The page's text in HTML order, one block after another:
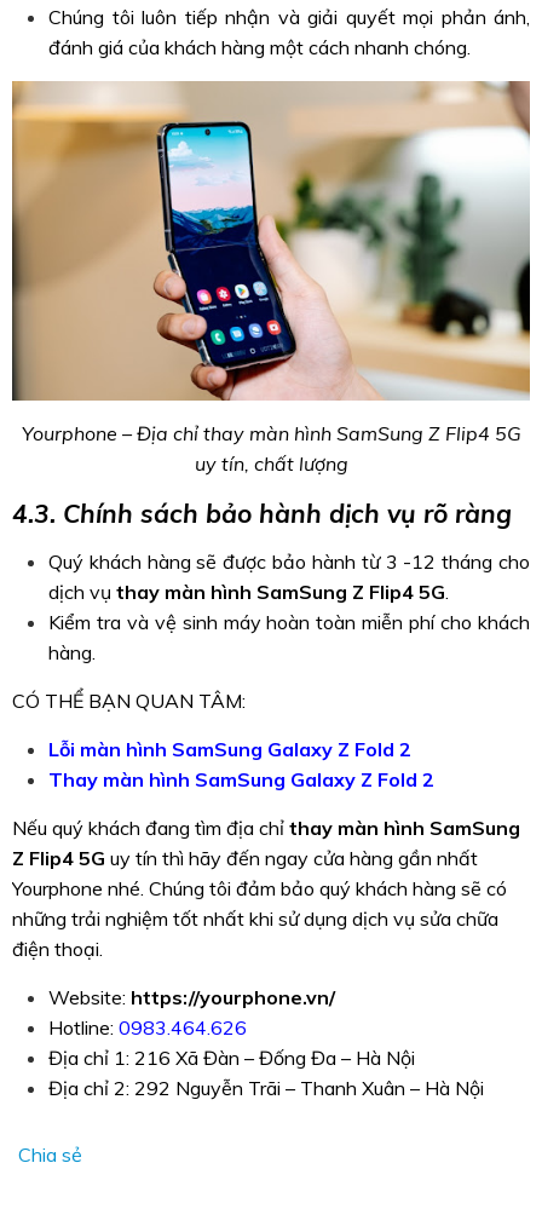
Chúng tôi luôn tiếp nhận và giải quyết mọi phản ánh,
đánh giá của khách hàng một cách nhanh chóng.
Yourphone – Địa chỉ thay màn hình SamSung Z Flip4 5G
uy tín, chất lượng
4.3. Chính sách bảo hành dịch vụ rõ ràng
Quý khách hàng sẽ được bảo hành từ 3 -12 tháng cho
dịch vụ thay màn hình SamSung Z Flip4 5G
Kiểm tra và vệ sinh máy hoàn toàn miễn phí cho khách
hàng.
CÓ THỂ BẠN QUAN TÂM:
Lỗi màn hình SamSung Galaxy Z Fold 2
Thay màn hình SamSung Galaxy Z Fold 2
Nếu quý khách đang tìm địa chỉ thay màn hình SamSung
Z Flip4 5G uy tín thì hãy đến ngay cửa hàng gần nhất
Yourphone nhé. Chúng tôi đảm bảo quý khách hàng sẽ có
những trải nghiệm tốt nhất khi sử dụng dịch vụ sửa chữa
điện thoại.
Website: https://yourphone.vn/
Hotline: 0983.464.626
Địa chỉ 1: 216 Xã Đàn – Đống Đa – Hà Nội
Địa chỉ 2: 292 Nguyễn Trãi – Thanh Xuân – Hà Nội
Chia sẻ